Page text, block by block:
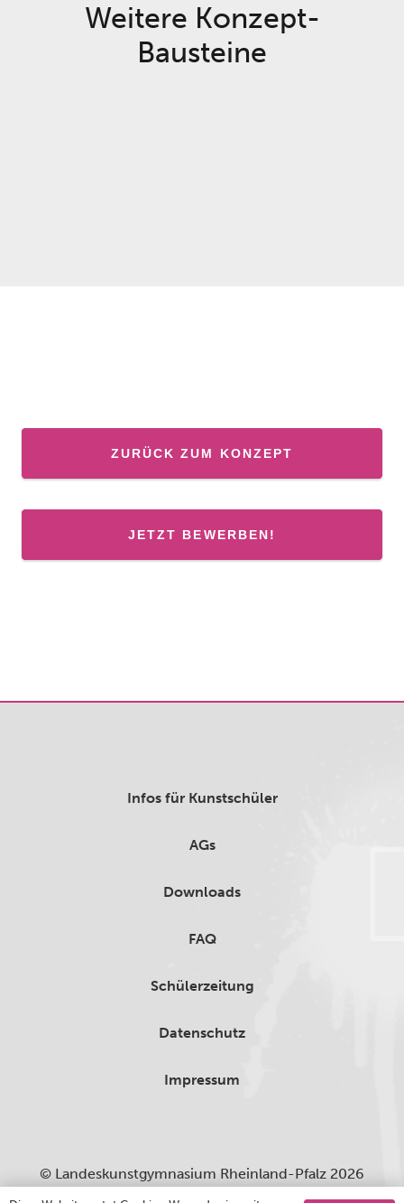
Weitere Konzept-
Bausteine
ZURÜCK ZUM KONZEPT
JETZT BEWERBEN!
Infos für Kunstschüler
AGs
Downloads
FAQ
Schülerzeitung
Datenschutz
Impressum
© Landeskunstgymnasium Rheinland-Pfalz 2026